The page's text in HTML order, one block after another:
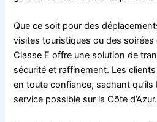
Que ce soit pour des
visites touristiques ou des soirées
Classe E offre une solution de
sécurité et raffinement. Les
en toute confiance, sachant
service possible sur la Côte d’Azur.